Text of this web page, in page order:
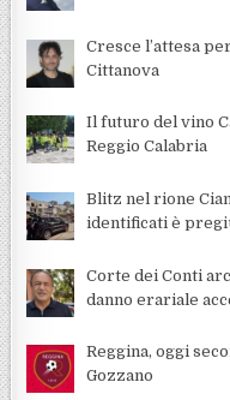
Cresce l’attesa
Cittanova
Il futuro del vino
Reggio Calabria
Blitz nel rione
identificati è
Corte dei Conti
danno erariale
Reggina, oggi
Gozzano